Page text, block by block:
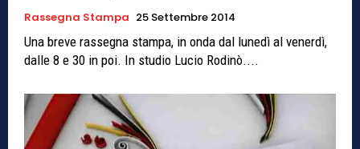
Rassegna Stampa 25 Settembre 2014
Una breve rassegna stampa, in onda dal lunedì al venerdì,
dalle 8 e 30 in poi. In studio Lucio Rodinò....